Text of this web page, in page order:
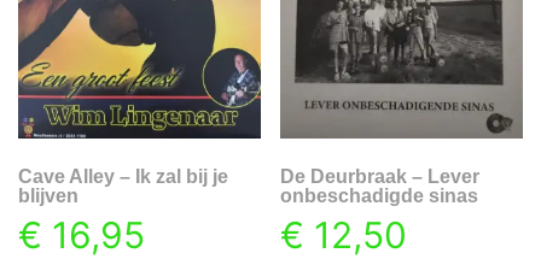
Cave Alley – Ik zal bij je
blijven
€ 16,95
De Deurbraak – Lever
onbeschadigde sinas
€ 12,50